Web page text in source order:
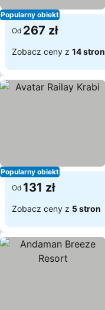
Popularny obiekt
Od 267 zł
Zobacz ceny z 14 stron
Popularny obiekt
Od 131 zł
Zobacz ceny z 5 stron